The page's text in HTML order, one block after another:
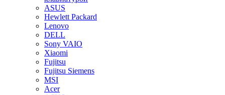
ASUS
Hewlett Packard
Lenovo
DELL
Sony VAIO
Xiaomi
Fujitsu
Fujitsu Siemens
MSI
Acer